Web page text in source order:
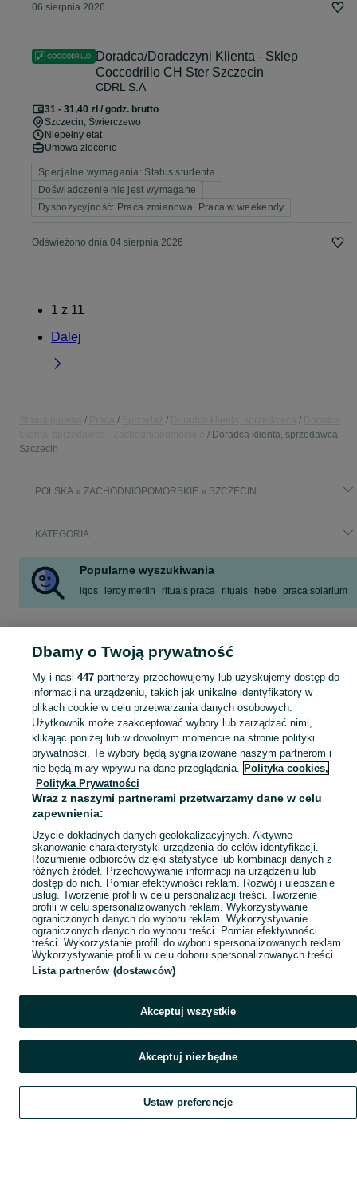
06 sierpnia 2026
Doradca/Doradczyni Klienta - Sklep
Coccodrillo CH Ster Szczecin
CDRL S.A
31 - 31,40 zł / godz. brutto
Szczecin, Świerczewo
Niepełny etat
Umowa zlecenie
Specjalne wymagania: Status studenta
Doświadczenie nie jest wymagane
Dyspozycyjność: Praca zmianowa, Praca w weekendy
Odświeżono dnia 04 sierpnia 2026
1 z 11
Dalej
Doradca klienta, sprzedawca -
Szczecin
POLSKA » ZACHODNIOPOMORSKIE » SZCZECIN
KATEGORIA
Popularne wyszukiwania
iqos leroy merlin rituals praca rituals hebe praca solarium
Mapa kategorii
Mapa miejscowości
Mapa ministron
Popularne wyszukiwania
Szukaj Obserwujesz Dodaj Czat Konto
Dbamy o Twoją prywatność
My i nasi 447partnerzy przechowujemy lub uzyskujemy dostęp do
informacji na urządzeniu, takich jak unikalne identyfikatory w
plikach cookie w celu przetwarzania danych osobowych.
Użytkownik może zaakceptować wybory lub zarządzać nimi,
klikając poniżej lub w dowolnym momencie na stronie polityki
prywatności. Te wybory będą sygnalizowane naszym partnerom i
nie będą miały wpływu na dane przeglądania. Polityka cookies,
Polityka Prywatności
Wraz z naszymi partnerami przetwarzamy dane w celu
zapewnienia:
Użycie dokładnych danych geolokalizacyjnych. Aktywne
skanowanie charakterystyki urządzenia do celów identyfikacji.
Rozumienie odbiorców dzięki statystyce lub kombinacji danych z
różnych źródeł. Przechowywanie informacji na urządzeniu lub
dostęp do nich. Pomiar efektywności reklam. Rozwój i ulepszanie
usług. Tworzenie profili w celu personalizacji treści. Tworzenie
profili w celu spersonalizowanych reklam. Wykorzystywanie
ograniczonych danych do wyboru reklam. Wykorzystywanie
ograniczonych danych do wyboru treści. Pomiar efektywności
treści. Wykorzystanie profili do wyboru spersonalizowanych reklam.
Wykorzystywanie profili w celu doboru spersonalizowanych treści.
Lista partnerów (dostawców)
Akceptuj wszystkie
Akceptuj niezbędne
Ustaw preferencje